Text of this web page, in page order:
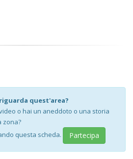
quest'area?
o hai un aneddoto o una storia
zona?
questa scheda.
Partecipa